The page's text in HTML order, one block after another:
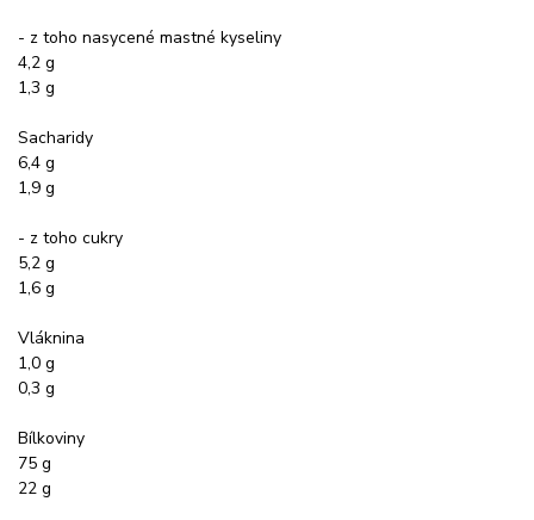
- z toho nasycené mastné kyseliny
4,2 g
1,3 g
Sacharidy
6,4 g
1,9 g
- z toho cukry
5,2 g
1,6 g
Vláknina
1,0 g
0,3 g
Bílkoviny
75 g
22 g